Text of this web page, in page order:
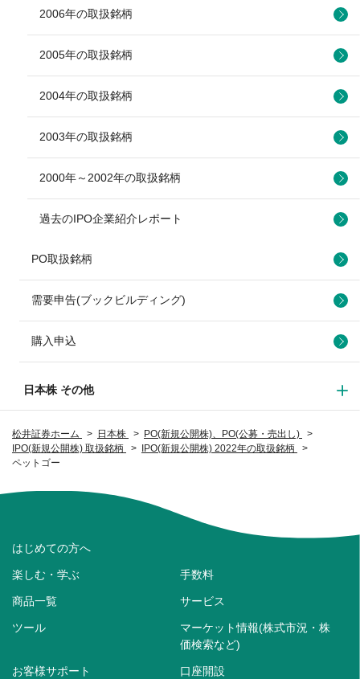
松井証券ホーム 日本株
PO(新規公開株)、PO(公募・売出し)
IPO(新規公開株) 取扱銘柄
IPO(新規公開株) 2022年の取扱銘柄
ペットゴー
2006年の取扱銘柄
2005年の取扱銘柄
2004年の取扱銘柄
2003年の取扱銘柄
2000年～2002年の取扱銘柄
過去のIPO企業紹介レポート
PO取扱銘柄
需要申告(ブックビルディング)
購入申込
日本株 その他
はじめての方へ
楽しむ・学ぶ 手数料
商品一覧 サービス
ツール
マーケット情報(株式市況・株
価検索など)
お客様サポート 口座開設